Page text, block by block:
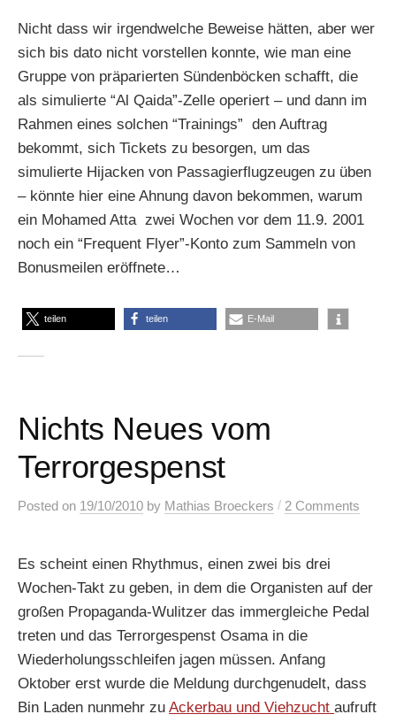
Nicht dass wir irgendwelche Beweise hätten, aber wer
sich bis dato nicht vorstellen konnte, wie man eine
Gruppe von präparierten Sündenböcken schafft, die
als simulierte “Al Qaida”-Zelle operiert – und dann im
Rahmen eines solchen “Trainings” den Auftrag
bekommt, sich Tickets zu besorgen, um das
simulierte Hijacken von Passagierflugzeugen zu üben
– könnte hier eine Ahnung davon bekommen, warum
ein Mohamed Atta zwei Wochen vor dem 11.9. 2001
noch ein “Frequent Flyer”-Konto zum Sammeln von
Bonusmeilen eröffnete…
teilen teilen E-Mail
Nichts Neues vom
Terrorgespenst
Posted on 19/10/2010 by Mathias Broeckers / 2 Comments
Es scheint einen Rhythmus, einen zwei bis drei
Wochen-Takt zu geben, in dem die Organisten auf der
großen Propaganda-Wulitzer das immergleiche Pedal
treten und das Terrorgespenst Osama in die
Wiederholungsschleifen jagen müssen. Anfang
Oktober erst wurde die Meldung durchgenudelt, dass
Bin Laden nunmehr zu Ackerbau und Viehzucht aufruft